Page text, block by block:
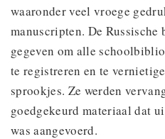
waaronder veel vroege
manuscripten. De
gegeven om alle
te registreren en te
sprookjes. Ze werden
goedgekeurd materiaal dat
was aangevoerd.